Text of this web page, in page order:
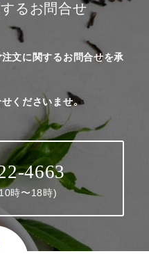
るお問合せ
文に関するお問合せを承
くださいませ。
4663
時〜18時)